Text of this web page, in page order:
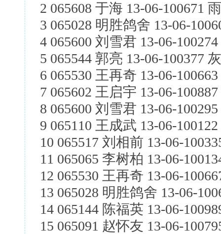
2 065608 于海 13-06-100671
3 065028 明胜鸽舍 13-06-
4 065600 刘雪君 13-06-
5 065544 郭亮 13-06-100377
6 065530 王再奇 13-06-
7 065602 王启宇 13-06-
8 065600 刘雪君 13-06-
9 065110 王成武 13-06-
10 065517 刘相前 13-06-
11 065065 李树柏 13-06-
12 065530 王再奇 13-06-
13 065028 明胜鸽舍 13-06-
14 065144 陈福英 13-06-
15 065091 赵怀友 13-06-